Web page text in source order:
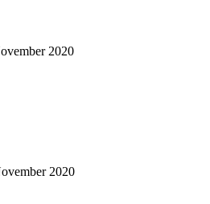
2020
2020